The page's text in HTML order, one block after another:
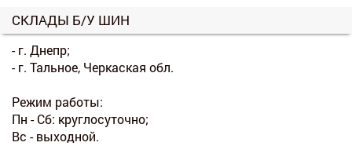
СКЛАДЫ Б/У ШИН
- г. Днепр;
- г. Тальное, Черкаская обл.
Режим работы:
Пн - Сб: круглосуточно;
Вс - выходной.